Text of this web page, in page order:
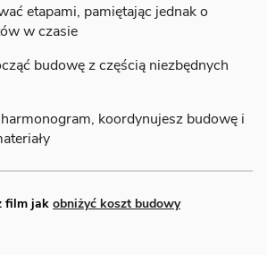
etapami, pamiętając jednak o
w czasie
budowę z częścią niezbędnych
koordynujesz budowę i
film jak obniżyć koszt budowy